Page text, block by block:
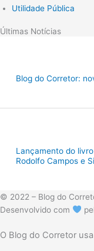
Utilidade Pública
Últimas Notícias
Blog do Corretor:
Lançamento do
Rodolfo Campos e
© 2022 – Blog do
Desenvolvido com
O Blog do Corretor